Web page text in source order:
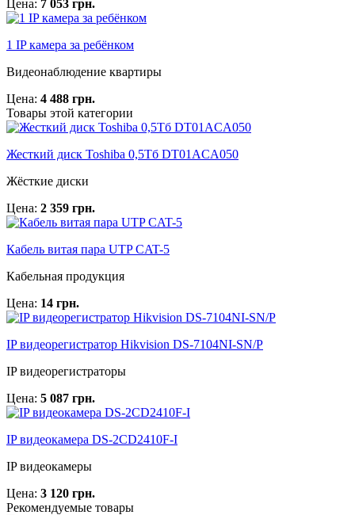
Цена: 7 053 грн.
1 IP камера за ребёнком
Видеонаблюдение квартиры
Цена: 4 488 грн.
Товары этой категории
Жесткий диск Toshiba 0,5Тб DT01ACA050
Жёсткие диски
Цена: 2 359 грн.
Кабель витая пара UTP CAT-5
Кабельная продукция
Цена: 14 грн.
IP видеорегистратор Hikvision DS-7104NI-SN/P
IP видеорегистраторы
Цена: 5 087 грн.
IP видеокамера DS-2CD2410F-I
IP видеокамеры
Цена: 3 120 грн.
Рекомендуемые товары